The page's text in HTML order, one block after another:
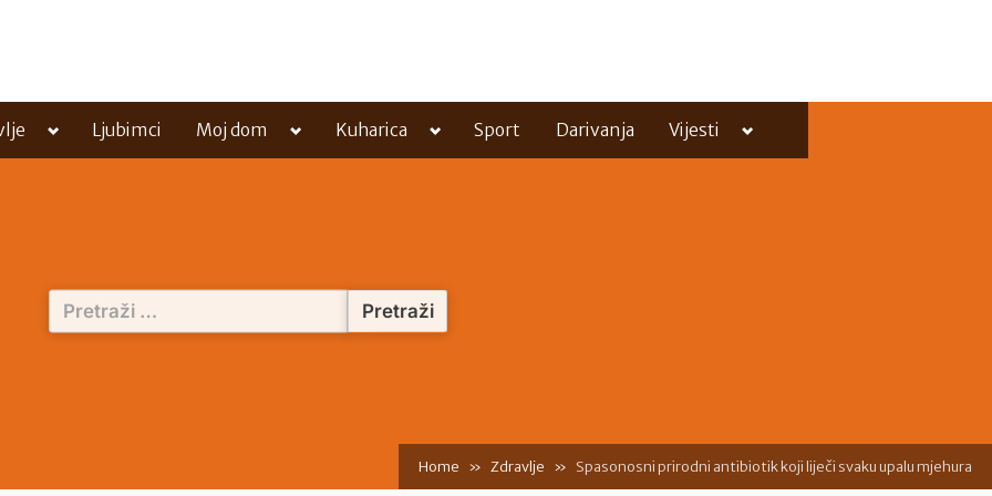
Toggle
menu
Ljubimci Moj dom
Toggle
menu
Kuharica
Toggle
menu
Sport Darivanja Vijesti
Toggle
menu
Pretraži:
Home Zdravlje Spasonosni prirodni antibiotik koji liječi svaku upalu mjehura